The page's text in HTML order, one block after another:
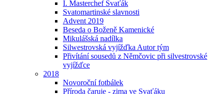
I. Masterchef Svaťák
Svatomartinské slavnosti
Advent 2019
Beseda o Boženě Kamenické
Mikulášská nadílka
Silwestrovská vyjížďka Autor tým
Přivítání sousedů z Němčovic při silvestrovské
vyjížďce
2018
Novoroční fotbálek
Příroda čaruje - zima ve Svaťáku